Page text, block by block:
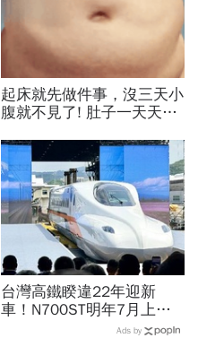
起床就先做件事，沒三天小
腹就不見了! 肚子一天天變
台灣高鐵睽違22年迎新
車！N700ST明年7月上
線，尖峰運能大增25％...
Ads by